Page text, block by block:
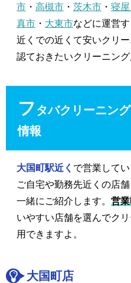
市 ・ 高槻市 ・ 茨木市 ・ 寝
真市 ・ 大東市などに運営
近くでの近くて安いクリ
認ておきたいクリーニング
フ タバクリーニン
情報
大国町駅近く で営業して
ご自宅や勤務先近くの店
一緒にご紹介します。 営
いやすい店舗を選んでク
用できますよ。
大国町店